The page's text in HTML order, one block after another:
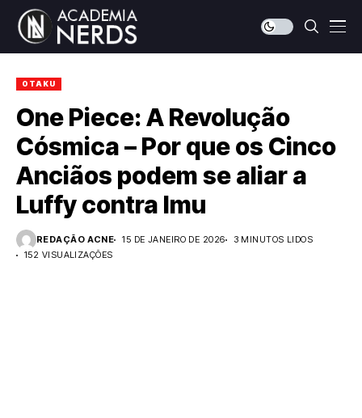
OTAKU
One Piece: A Revolução
Cósmica – Por que os Cinco
Anciãos podem se aliar a
Luffy contra Imu
REDAÇÃO ACNE 15 DE JANEIRO DE 2026
3 MINUTOS LIDOS
152 VISUALIZAÇÕES